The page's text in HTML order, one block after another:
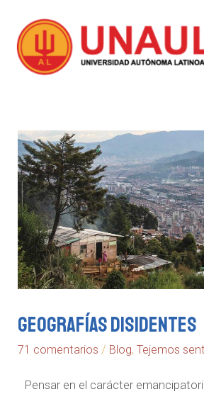
Geografías disidentes
71 comentarios / Blog,Tejemos
Pensar en el carácter